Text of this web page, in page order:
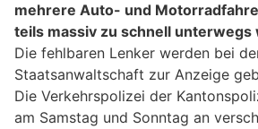
mehrere Auto- und
teils massiv zu schnell unterwegs
Die fehlbaren Lenker werden bei
Staatsanwaltschaft zur Anzeige
Die Verkehrspolizei der
am Samstag und Sonntag an